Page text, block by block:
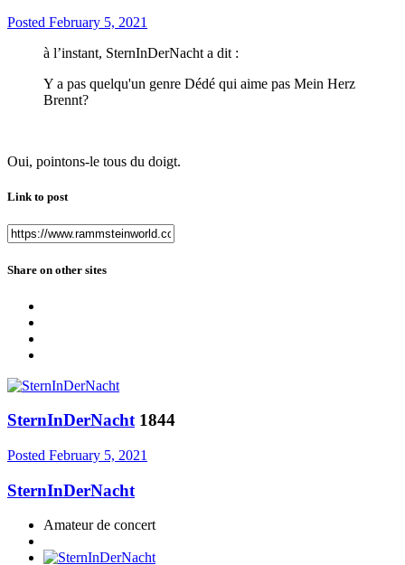
Posted February 5, 2021
à l’instant, SternInDerNacht a dit :
Y a pas quelqu'un genre Dédé qui aime pas Mein Herz
Brennt?
Oui, pointons-le tous du doigt.
Link to post
Share on other sites
SternInDerNacht 1844
Posted February 5, 2021
SternInDerNacht
Amateur de concert